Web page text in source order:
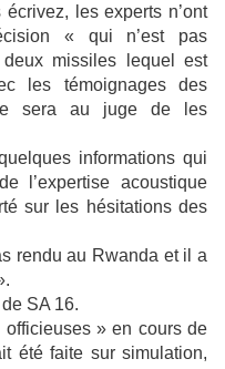
les experts n’ont
« qui n’est pas
missiles lequel est
les témoignages des
sera au juge de les
informations qui
l’expertise acoustique
sur les hésitations des
rendu au Rwanda et il a
SA 16.
» en cours de
été faite sur simulation,